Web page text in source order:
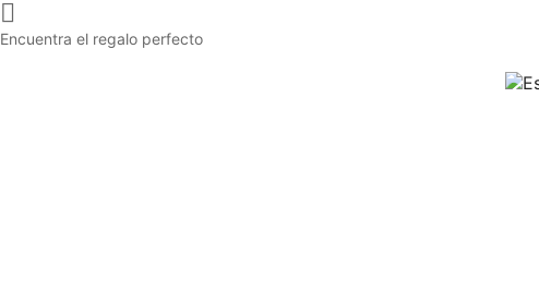

Encuentra el regalo perfecto